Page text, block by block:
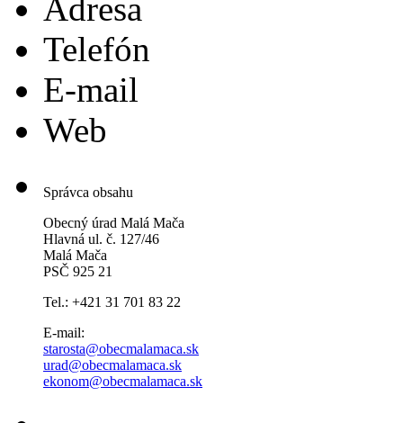
Adresa
Telefón
E-mail
Web
Správca obsahu
Obecný úrad Malá Mača
Hlavná ul. č. 127/46
Malá Mača
PSČ 925 21
Tel.: +421 31 701 83 22
E-mail:
starosta@obecmalamaca.sk
urad@obecmalamaca.sk
ekonom@obecmalamaca.sk